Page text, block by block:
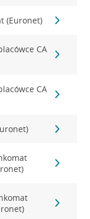
(Euronet)
CA
CA